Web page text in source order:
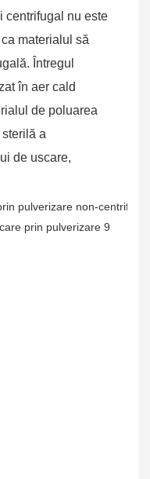
centrifugal nu este
materialul să
Întregul
în aer cald
de poluarea
a
de uscare,